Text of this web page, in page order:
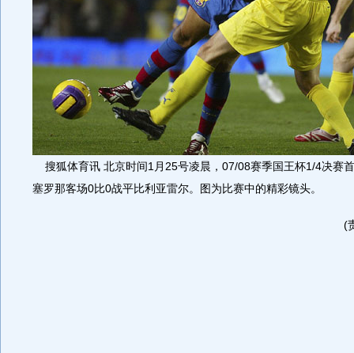
搜狐体育讯 北京时间1月25号凌晨，07/08赛季国王杯1/4决赛
塞罗那客场0比0战平比利亚雷尔。图为比赛中的精彩镜头。
(